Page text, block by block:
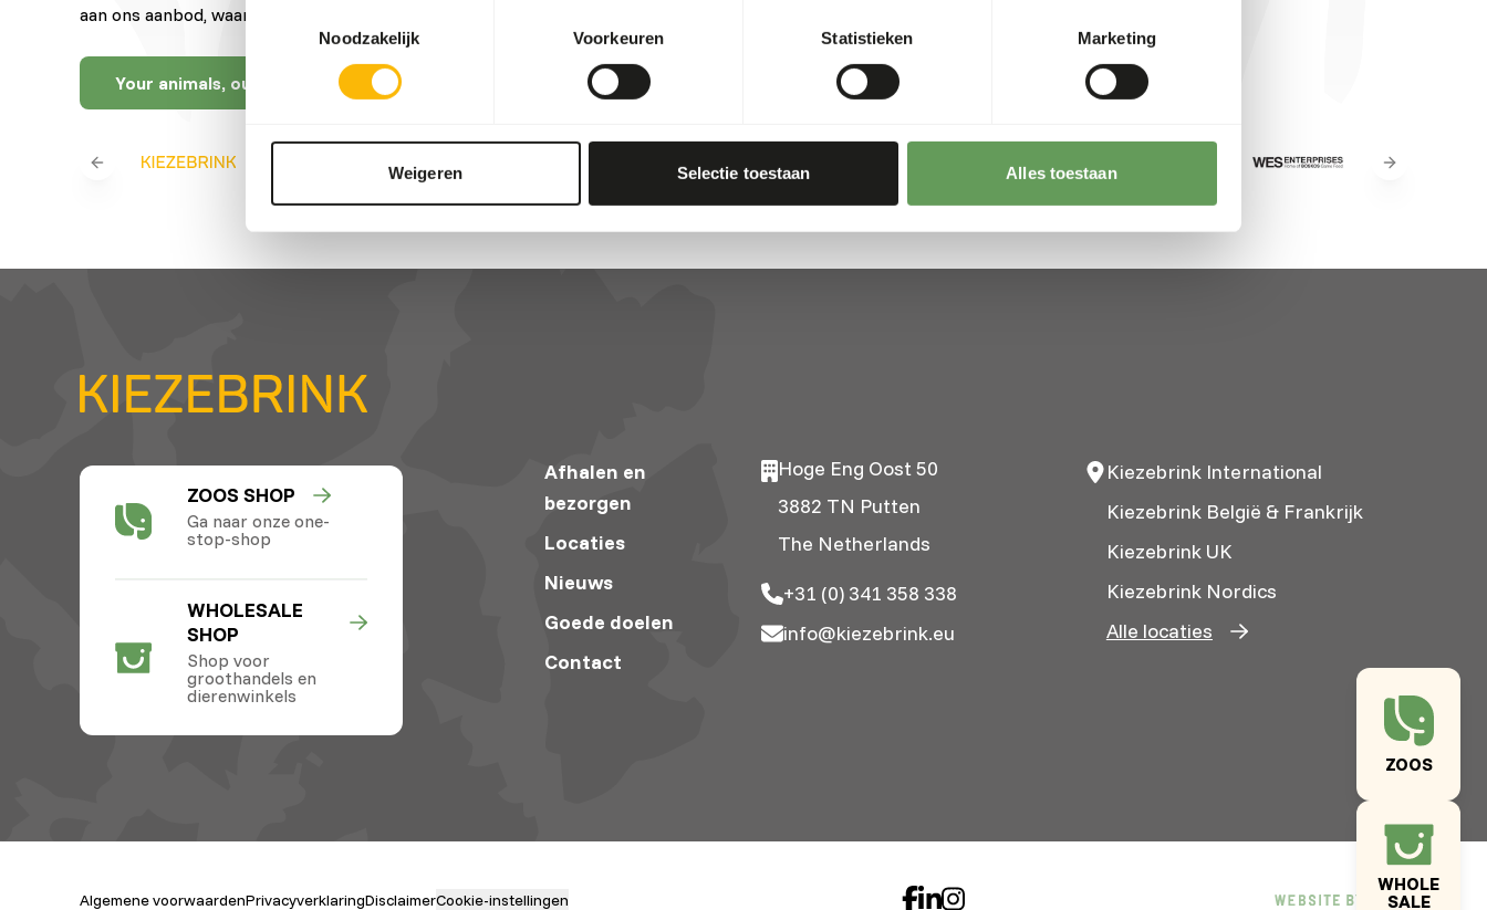
Toestemmingsselectie
Noodzakelijk
Voorkeuren Statistieken Marketing
Weigeren Selectie toestaan Alles toestaan
ZOOS
WHOLE
SALE
aan ons aanbod, waardoor we jou altijd een ruime keuze kunnen bieden.
Your animals, our brands
Previous slide Next slide
ZOOS SHOP
Ga naar onze one-
stop-shop
WHOLESALE
SHOP
Shop voor
groothandels en
dierenwinkels
Afhalen en
bezorgen
Locaties
Nieuws
Goede doelen
Contact
Hoge Eng Oost 50
3882 TN Putten
The Netherlands
+31 (0) 341 358 338
info@kiezebrink.eu
Kiezebrink International
Kiezebrink België & Frankrijk
Kiezebrink UK
Kiezebrink Nordics
Alle locaties
Algemene voorwaardenPrivacyverklaringDisclaimerCookie-instellingen